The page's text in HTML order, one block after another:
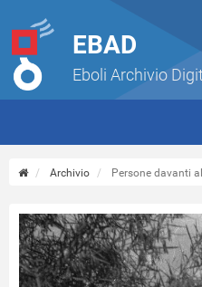
EBAD
Eboli Archivio
Archivio Persone davanti